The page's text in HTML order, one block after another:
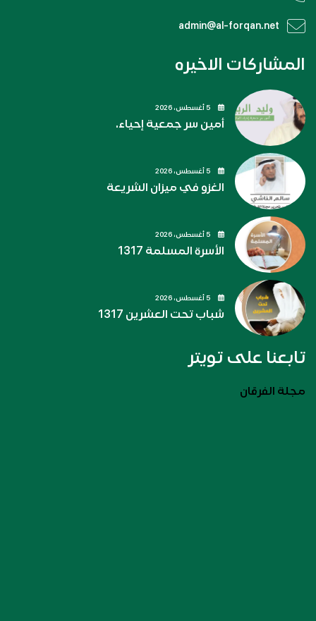
admin@al-forqan.net
المشاركات الاخيره
أمين سر جمعية إحياء.
الغزو في ميزان الشريعة
الأسرة المسلمة 1317
شباب تحت العشرين 1317
تابعنا على تويتر
مجلة الفرقان